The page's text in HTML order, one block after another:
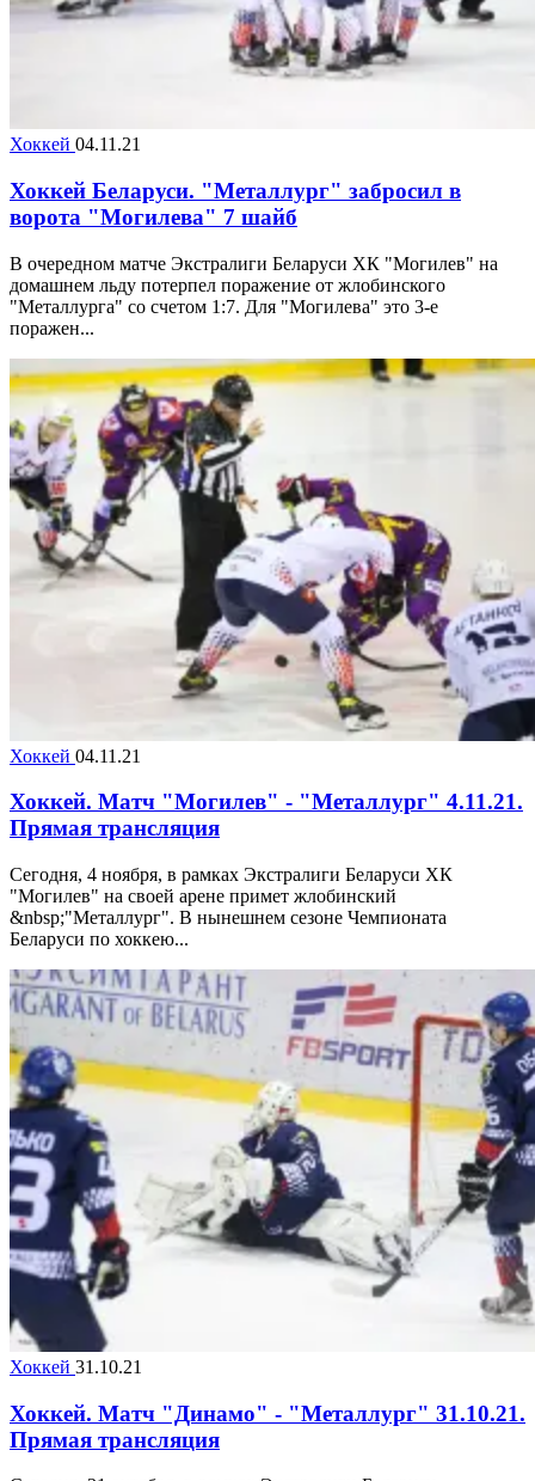
Хоккей 04.11.21
Хоккей Беларуси. "Металлург" забросил в
ворота "Могилева" 7 шайб
В очередном матче Экстралиги Беларуси ХК "Могилев" на
домашнем льду потерпел поражение от жлобинского
"Металлурга" со счетом 1:7. Для "Могилева" это 3-е
поражен...
Хоккей 04.11.21
Хоккей. Матч "Могилев" - "Металлург" 4.11.21.
Прямая трансляция
Сегодня, 4 ноября, в рамках Экстралиги Беларуси ХК
"Могилев" на своей арене примет жлобинский
&nbsp;"Металлург". В нынешнем сезоне Чемпионата
Беларуси по хоккею...
Хоккей 31.10.21
Хоккей. Матч "Динамо" - "Металлург" 31.10.21.
Прямая трансляция